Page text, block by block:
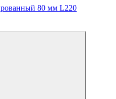
80 мм L220